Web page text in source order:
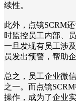
续性。
此外，点镜SCRM
时监控员工内部、
一旦发现有员工涉
员发出预警，帮助
总之，员工企业微
之一。而点镜
操作，成为了企业